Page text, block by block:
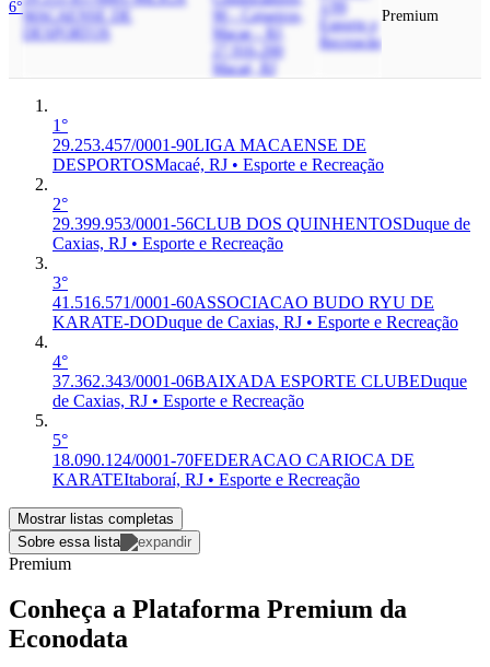
6°
MACAENSE DE
DESPORTOS
90 - Cajueiros,
Macae - RJ,
27.916-200
Macaé, RJ
Esporte e
Recreação
Premium
1°
29.253.457/0001-90LIGA MACAENSE DE
DESPORTOSMacaé, RJ • Esporte e Recreação
2°
29.399.953/0001-56CLUB DOS QUINHENTOSDuque de
Caxias, RJ • Esporte e Recreação
3°
41.516.571/0001-60ASSOCIACAO BUDO RYU DE
KARATE-DODuque de Caxias, RJ • Esporte e Recreação
4°
37.362.343/0001-06BAIXADA ESPORTE CLUBEDuque
de Caxias, RJ • Esporte e Recreação
5°
18.090.124/0001-70FEDERACAO CARIOCA DE
KARATEItaboraí, RJ • Esporte e Recreação
Mostrar listas completas
Sobre essa lista
Premium
Conheça a Plataforma Premium da
Econodata